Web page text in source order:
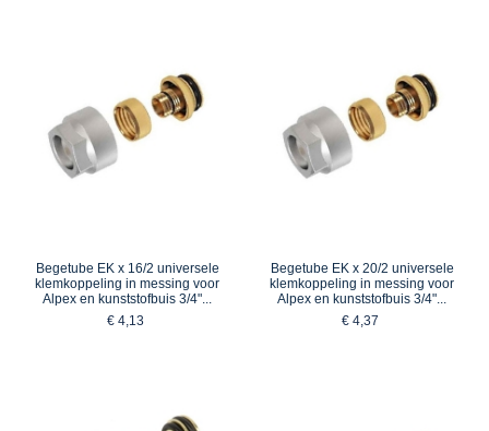
Begetube EK x 16/2 universele
klemkoppeling in messing voor
Alpex en kunststofbuis 3/4"...
€ 4,13
Begetube EK x 20/2 universele
klemkoppeling in messing voor
Alpex en kunststofbuis 3/4"...
€ 4,37